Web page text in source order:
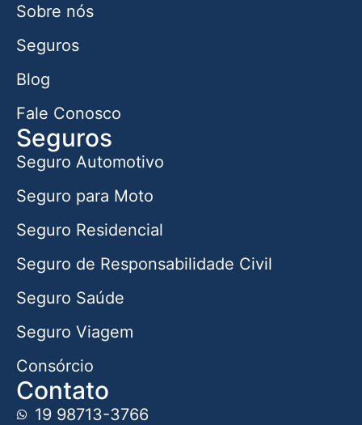
Sobre nós
Seguros
Blog
Fale Conosco
Seguros
Seguro Automotivo
Seguro para Moto
Seguro Residencial
Seguro de Responsabilidade Civil
Seguro Saúde
Seguro Viagem
Consórcio
Contato
19 98713-3766